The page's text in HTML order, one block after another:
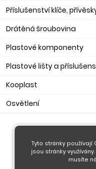
Příslušenství klíče,
Drátěná šroubovina
Plastové komponenty
Plastové lišty a
Kooplast
Osvětlení
Tyto stránky
jsou stránky
musíte